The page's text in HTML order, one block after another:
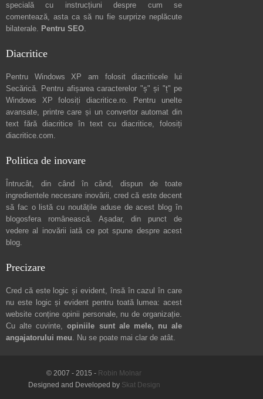
specială cu instrucțiuni despre cum se
comentează, asta ca să nu fie surprize neplăcute
bilaterale. Pentru SEO.
Diacritice
Pentru Windows XP am folosit diacriticele lui
Secărică. Pentru afișarea caracterelor "ș" și "ț" pe
Windows XP folosiți diacritice.ro. Pentru unelte
avansate, printre care și un convertor automat din
text fără diacritice în text cu diacritice, folosiți
diacritice.com.
Politica de inovare
Întrucât, din când în când, dispun de toate
ingredientele necesare inovării, cred că este decent
să fac o listă cu noutățile aduse de acest blog în
blogosfera românească. Așadar, din punct de
vedere al inovării iată ce pot spune despre acest
blog.
Precizare
Cred că este logic și evident, însă în cazul în care
nu este logic și evident pentru toată lumea: acest
website conține opinii personale, nu de organizație.
Cu alte cuvinte,opiniile sunt ale mele, nu ale
angajatorului meu. Nu se poate mai clar de atât.
© 2007 - 2015 - Robin Molnar
Designed and Developed by Skat Design